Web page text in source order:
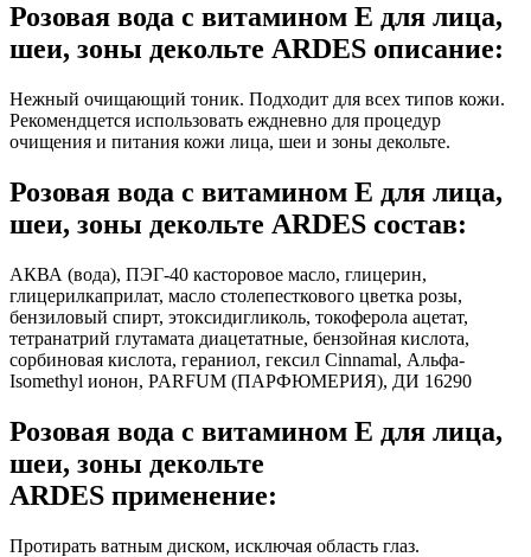
Розовая вода с витамином Е для лица,
шеи, зоны декольте ARDES описание:
Нежный очищающий тоник. Подходит для всех типов кожи.
Рекомендцется использовать еждневно для процедур
очищения и питания кожи лица, шеи и зоны декольте.
Розовая вода с витамином Е для лица,
шеи, зоны декольте ARDES состав:
АКВА (вода), ПЭГ-40 касторовое масло, глицерин,
глицерилкаприлат, масло столепесткового цветка розы,
бензиловый спирт, этоксидигликоль, токоферола ацетат,
тетранатрий глутамата диацетатные, бензойная кислота,
сорбиновая кислота, гераниол, гексил Cinnamal, Альфа-
Isomethyl ионон, PARFUM (ПАРФЮМЕРИЯ), ДИ 16290
Розовая вода с витамином Е для лица,
шеи, зоны декольте
ARDES применение:
Протирать ватным диском, исключая область глаз.